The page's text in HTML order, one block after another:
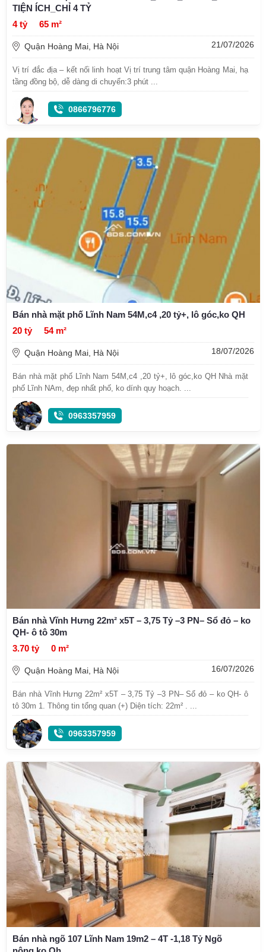
TIỆN ÍCH_CHỈ 4 TỶ
4 tỷ
65 m²
Quận Hoàng Mai, Hà Nội 21/07/2026
Vị trí đắc địa – kết nối linh hoạt Vị trí trung tâm quận Hoàng Mai, hạ
tầng đồng bộ, dễ dàng di chuyển:3 phút ...
0866796776
Bán nhà mặt phố Lĩnh Nam 54M,c4 ,20 tỷ+, lô góc,ko QH
20 tỷ
54 m²
Quận Hoàng Mai, Hà Nội 18/07/2026
Bán nhà mặt phố Lĩnh Nam 54M,c4 ,20 tỷ+, lô góc,ko QH Nhà mặt
phố Lĩnh NAm, đẹp nhất phố, ko dính quy hoạch. ...
0963357959
Bán nhà Vĩnh Hưng 22m² x5T – 3,75 Tỷ –3 PN– Sổ đỏ – ko
QH- ô tô 30m
3.70 tỷ
0 m²
Quận Hoàng Mai, Hà Nội 16/07/2026
Bán nhà Vĩnh Hưng 22m² x5T – 3,75 Tỷ –3 PN– Sổ đỏ – ko QH- ô
tô 30m 1. Thông tin tổng quan (+) Diện tích: 22m² . ...
0963357959
Bán nhà ngõ 107 Lĩnh Nam 19m2 – 4T -1,18 Tỷ Ngõ